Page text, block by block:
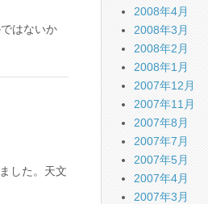
はないか
した。天文
2008年4月
2008年3月
2008年2月
2008年1月
2007年12月
2007年11月
2007年8月
2007年7月
2007年5月
2007年4月
2007年3月